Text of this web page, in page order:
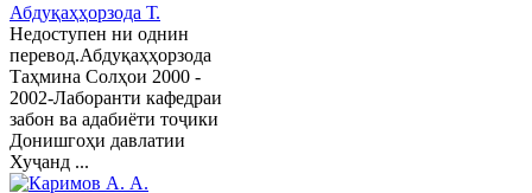
Абдуқаҳҳорзода Т.
Недоступен ни однин
перевод.Абдуқаҳҳорзода
Таҳмина Солҳои 2000 -
2002-Лаборанти кафедраи
забон ва адабиёти тоҷики
Донишгоҳи давлатии
Хуҷанд ...